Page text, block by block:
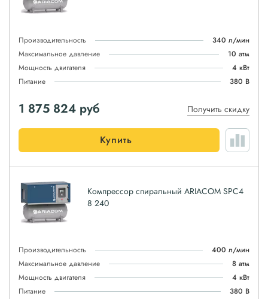
Производительность
340 л/мин
Максимальное давление
10 атм
Мощность двигателя
4 кВт
Питание
380 В
1 875 824 руб Получить скидку
Купить
Компрессор спиральный ARIACOM SPC4
8 240
Производительность
400 л/мин
Максимальное давление
8 атм
Мощность двигателя
4 кВт
Питание
380 В